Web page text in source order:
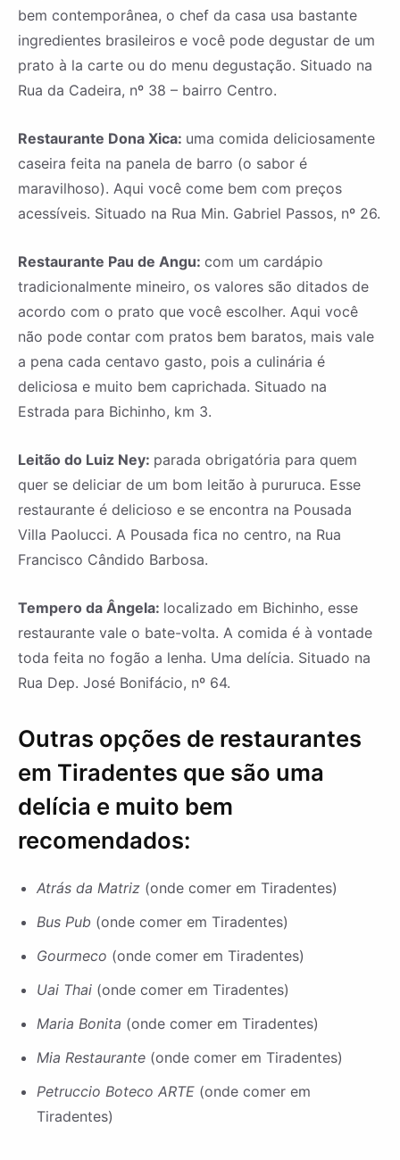
bem contemporânea, o chef da casa usa bastante
ingredientes brasileiros e você pode degustar de um
prato à la carte ou do menu degustação. Situado na
Rua da Cadeira, nº 38 – bairro Centro.
Restaurante Dona Xica: uma comida deliciosamente
caseira feita na panela de barro (o sabor é
maravilhoso). Aqui você come bem com preços
acessíveis. Situado na Rua Min. Gabriel Passos, nº 26.
Restaurante Pau de Angu: com um cardápio
tradicionalmente mineiro, os valores são ditados de
acordo com o prato que você escolher. Aqui você
não pode contar com pratos bem baratos, mais vale
a pena cada centavo gasto, pois a culinária é
deliciosa e muito bem caprichada. Situado na
Estrada para Bichinho, km 3.
Leitão do Luiz Ney: parada obrigatória para quem
quer se deliciar de um bom leitão à pururuca. Esse
restaurante é delicioso e se encontra na Pousada
Villa Paolucci. A Pousada fica no centro, na Rua
Francisco Cândido Barbosa.
Tempero da Ângela: localizado em Bichinho, esse
restaurante vale o bate-volta. A comida é à vontade
toda feita no fogão a lenha. Uma delícia. Situado na
Rua Dep. José Bonifácio, nº 64.
Outras opções de restaurantes
em Tiradentes que são uma
delícia e muito bem
recomendados:
Atrás da Matriz (onde comer em Tiradentes)
Bus Pub (onde comer em Tiradentes)
Gourmeco (onde comer em Tiradentes)
Uai Thai (onde comer em Tiradentes)
Maria Bonita (onde comer em Tiradentes)
Mia Restaurante (onde comer em Tiradentes)
Petruccio Boteco ARTE (onde comer em
Tiradentes)